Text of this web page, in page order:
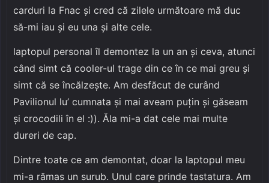
carduri la Fnac și cred că zilele următoare mă duc
să-mi iau și eu una și alte cele.
laptopul personal îl demontez la un an și ceva, atunci
când simt că cooler-ul trage din ce în ce mai greu și
simt că se încălzește. Am desfăcut de curând
Pavilionul lu’ cumnata și mai aveam puțin și găseam
și crocodili în el :)). Ăla mi-a dat cele mai multe
dureri de cap.
Dintre toate ce am demontat, doar la laptopul meu
mi-a rămas un surub. Unul care prinde tastatura. Am